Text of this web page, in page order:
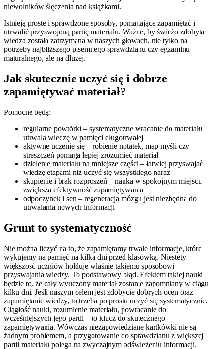
niewolników ślęczenia nad książkami.
Istnieją proste i sprawdzone sposoby, pomagające zapamiętać i
utrwalić przyswojoną partię materiału. Ważne, by świeżo zdobyta
wiedza została zatrzymana w naszych głowach, nie tylko na
potrzeby najbliższego pisemnego sprawdzianu czy egzaminu
maturalnego, ale na dłużej.
Jak skutecznie uczyć się i dobrze
zapamiętywać materiał?
Pomocne będą:
regularne powtórki – systematyczne wracanie do materiału
utrwala wiedzę w pamięci długotrwałej
aktywne uczenie się – robienie notatek, map myśli czy
streszczeń pomaga lepiej zrozumieć materiał
dzielenie materiału na mniejsze części – łatwiej przyswajać
wiedzę etapami niż uczyć się wszystkiego naraz
skupienie i brak rozproszeń – nauka w spokojnym miejscu
zwiększa efektywność zapamiętywania
odpoczynek i sen – regeneracja mózgu jest niezbędna do
utrwalania nowych informacji
Grunt to systematyczność
Nie można liczyć na to, że zapamiętamy trwale informacje, które
wykujemy na pamięć na kilka dni przed klasówką. Niestety
większość uczniów hołduje właśnie takiemu sposobowi
przyswajania wiedzy. To podstawowy błąd. Efektem takiej nauki
będzie to, że cały wyuczony materiał zostanie zapomniany w ciągu
kilku dni. Jeśli naszym celem jest zdobycie dobrych ocen oraz
zapamiętanie wiedzy, to trzeba po prostu uczyć się systematycznie.
Ciągłość nauki, rozumienie materiału, powracanie do
wcześniejszych jego partii – to klucz do skutecznego
zapamiętywania. Wówczas niezapowiedziane kartkówki nie są
żadnym problemem, a przygotowanie do sprawdzianu z większej
partii materiału polega na zwyczajnym odświeżeniu informacji.